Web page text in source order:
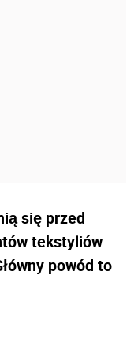
się przed
tekstyliów
powód to